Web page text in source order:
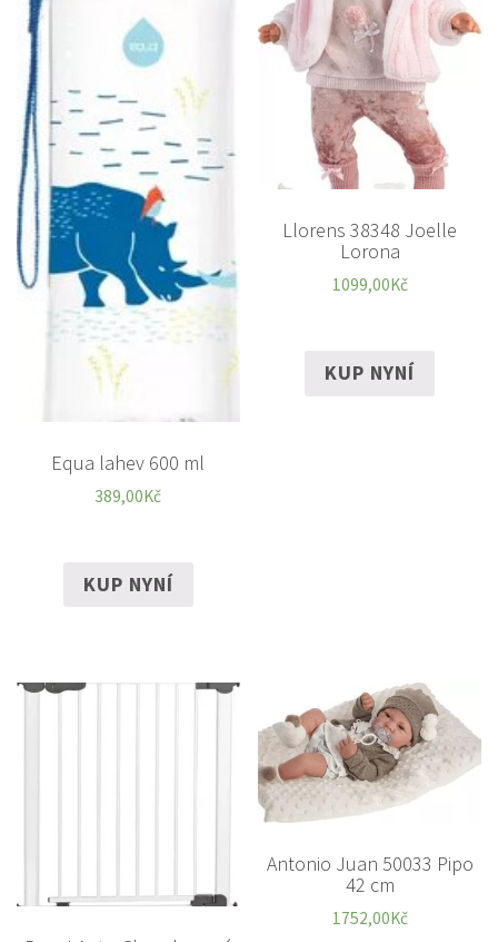
Equa lahev 600 ml
389,00Kč
KUP NYNÍ
Llorens 38348 Joelle
Lorona
1099,00Kč
KUP NYNÍ
Antonio Juan 50033 Pipo
42 cm
1752,00Kč